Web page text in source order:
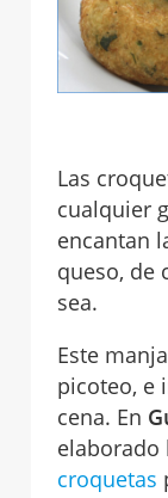
Las
cualquier
encantan
queso, de
sea.
Este
picoteo, e
cena. En
elaborado
croquetas